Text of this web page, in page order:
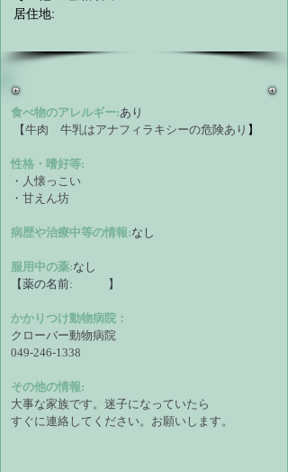
居住地:
食べ物のアレルギー:あり
【牛肉　牛乳はアナフィラキシーの危険あり 】
性格・嗜好等:
・人懐っこい
・甘えん坊
病歴や治療中等の情報:なし
服用中の薬:なし
【薬の名前:
】
かかりつけ動物病院：
クローバー動物病院
049-246-1338
その他の情報:
大事な家族です。迷子になっていたら
すぐに連絡してください。お願いします。